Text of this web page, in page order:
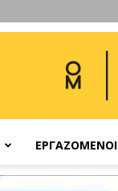
ΕΡΓΑΖΟΜΕΝΟΙ